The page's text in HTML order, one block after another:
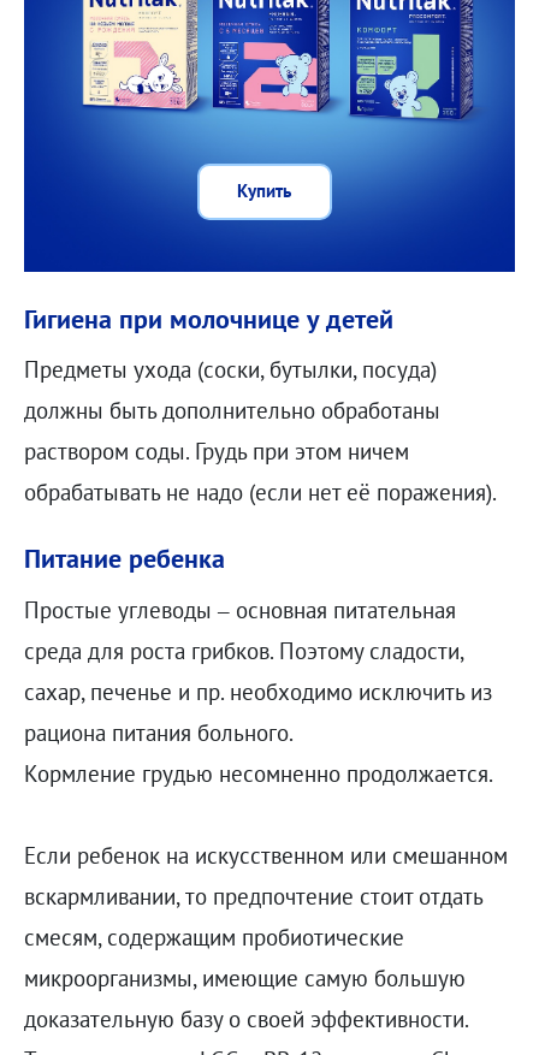
Купить
Гигиена при молочнице у детей
Предметы ухода (соски, бутылки, посуда)
должны быть дополнительно обработаны
раствором соды. Грудь при этом ничем
обрабатывать не надо (если нет её поражения).
Питание ребенка
Простые углеводы – основная питательная
среда для роста грибков. Поэтому сладости,
сахар, печенье и пр. необходимо исключить из
рациона питания больного.
Кормление грудью несомненно продолжается.
Если ребенок на искусственном или смешанном
вскармливании, то предпочтение стоит отдать
смесям, содержащим пробиотические
микроорганизмы, имеющие самую большую
доказательную базу о своей эффективности.